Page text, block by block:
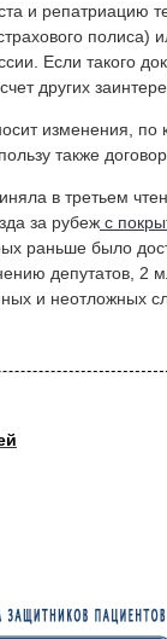
и репатриацию
полиса)
Если такого
других
изменения,
также
в третьем
за рубеж с
раньше было
депутатов, 2
и неотложных